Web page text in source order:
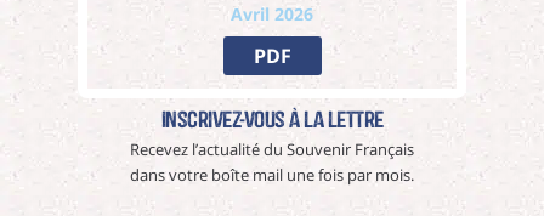
Avril 2026
PDF
Inscrivez-vous à La Lettre
Recevez l’actualité du Souvenir Français
dans votre boîte mail une fois par mois.